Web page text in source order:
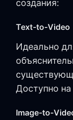
создания:
Text-to-Video
Идеально
Доступно
Image-to-